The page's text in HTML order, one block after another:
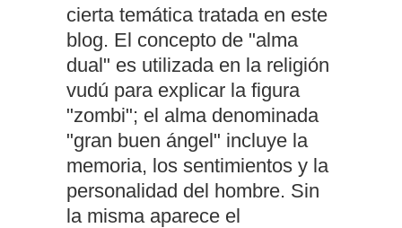
cierta temática tratada en este
blog. El concepto de "alma
dual" es utilizada en la religión
vudú para explicar la figura
"zombi"; el alma denominada
"gran buen ángel" incluye la
memoria, los sentimientos y la
personalidad del hombre. Sin
la misma aparece el